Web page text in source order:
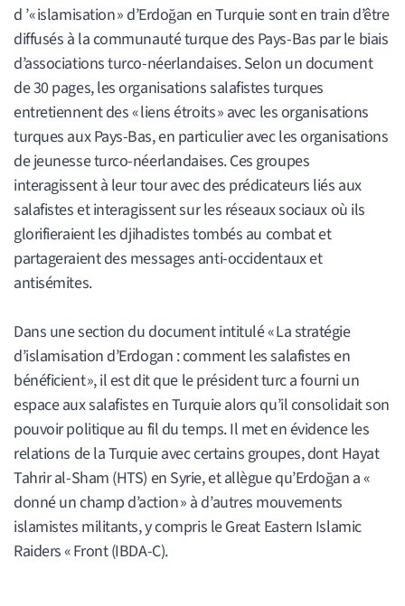
d ’« islamisation » d’Erdoğan en Turquie sont en train d’être
diffusés à la communauté turque des Pays-Bas par le biais
d’associations turco-néerlandaises. Selon un document
de 30 pages, les organisations salafistes turques
entretiennent des « liens étroits » avec les organisations
turques aux Pays-Bas, en particulier avec les organisations
de jeunesse turco-néerlandaises. Ces groupes
interagissent à leur tour avec des prédicateurs liés aux
salafistes et interagissent sur les réseaux sociaux où ils
glorifieraient les djihadistes tombés au combat et
partageraient des messages anti-occidentaux et
antisémites.
Dans une section du document intitulé « La stratégie
d’islamisation d’Erdogan : comment les salafistes en
bénéficient », il est dit que le président turc a fourni un
espace aux salafistes en Turquie alors qu’il consolidait son
pouvoir politique au fil du temps. Il met en évidence les
relations de la Turquie avec certains groupes, dont Hayat
Tahrir al-Sham (HTS) en Syrie, et allègue qu’Erdoğan a «
donné un champ d’action » à d’autres mouvements
islamistes militants, y compris le Great Eastern Islamic
Raiders « Front (IBDA-C).